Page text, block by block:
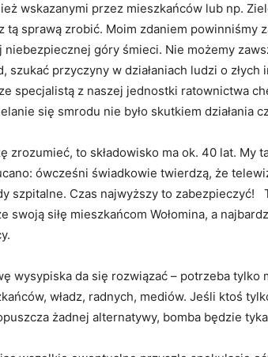
wskazanymi przez mieszkańców lub np.
tą sprawą zrobić. Moim zdaniem powinniśmy
niebezpiecznej góry śmieci. Nie możemy
szukać przyczyny w działaniach ludzi o
specjalistą z naszej jednostki ratownictwa
się smrodu nie było skutkiem działania
zrozumieć, to składowisko ma ok. 40 lat. My
ówcześni świadkowie twierdzą, że
szpitalne. Czas najwyższy to zabezpieczyć!
swoją siłę mieszkańcom Wołomina, a
wysypiska da się rozwiązać – potrzeba tylko
władz, radnych, mediów. Jeśli ktoś
żadnej alternatywy, bomba będzie